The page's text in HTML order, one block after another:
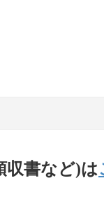
収書など)は